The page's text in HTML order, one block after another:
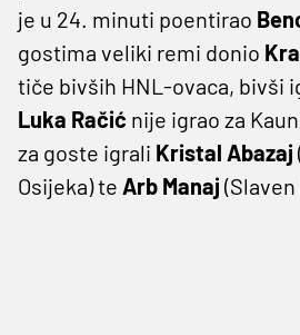
je u 24. minuti poentirao
gostima veliki remi donio
tiče bivših HNL-ovaca, bivši
Luka Račić nije igrao za
za goste igrali Kristal Abazaj
Osijeka) te Arb Manaj